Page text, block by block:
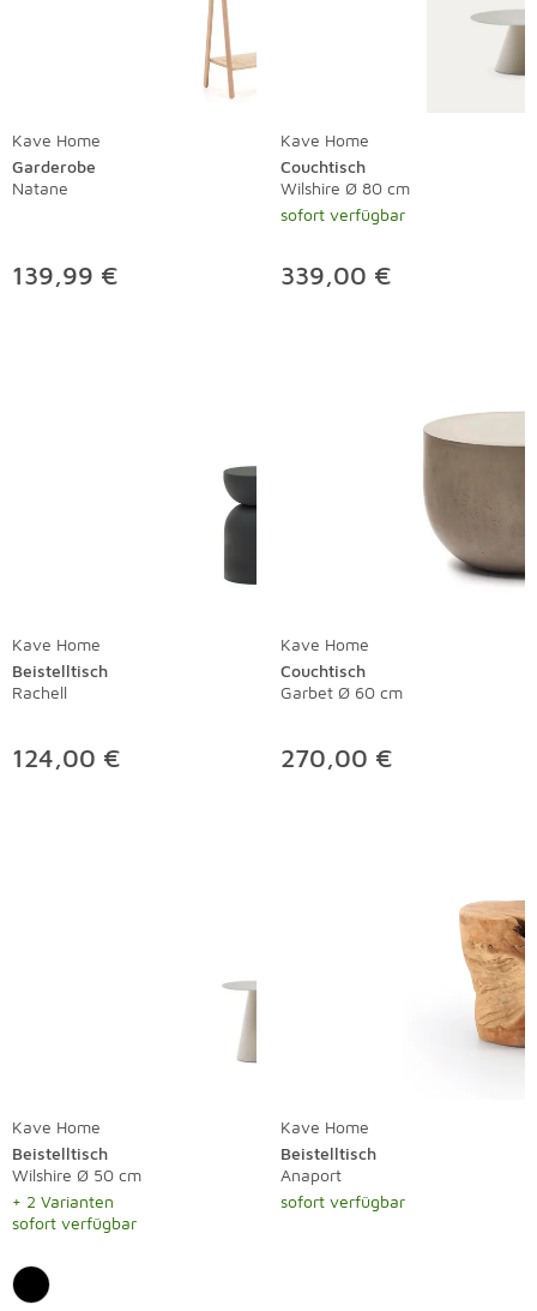
Kave Home
Garderobe
Natane
139,99 €
Kave Home
Couchtisch
Wilshire Ø 80 cm
sofort verfügbar
339,00 €
Kave Home
Beistelltisch
Rachell
124,00 €
Kave Home
Couchtisch
Garbet Ø 60 cm
270,00 €
Kave Home
Beistelltisch
Wilshire Ø 50 cm
+ 2 Varianten
sofort verfügbar
Kave Home
Beistelltisch
Anaport
sofort verfügbar